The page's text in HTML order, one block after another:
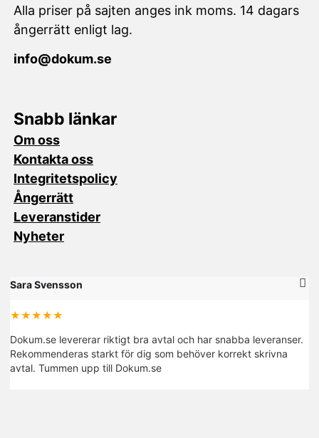
Alla priser på sajten anges ink moms. 14 dagars
ångerrätt enligt lag.
info@dokum.se
Snabb länkar
Om oss
Kontakta oss
Integritetspolicy
Ångerrätt
Leveranstider
Nyheter
Sara Svensson
★★★★★
Dokum.se levererar riktigt bra avtal och har snabba leveranser.
Rekommenderas starkt för dig som behöver korrekt skrivna
avtal. Tummen upp till Dokum.se